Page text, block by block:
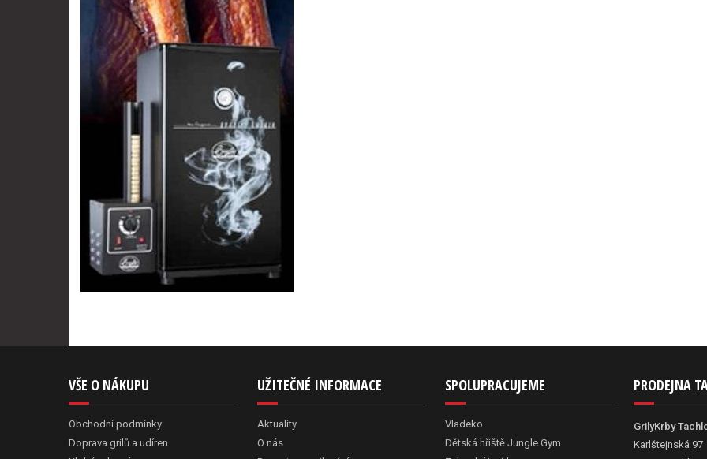
VŠE O NÁKUPU
Obchodní podmínky
Doprava grilů a udíren
UŽITEČNÉ INFORMACE
Aktuality
O nás
SPOLUPRACUJEME
Vladeko
Dětská hřiště Jungle Gym
PRODEJNA
GrilyKrby
Karlštejnská 97